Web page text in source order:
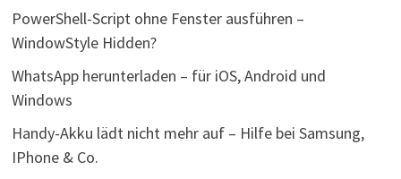
PowerShell-Script ohne Fenster ausführen –
WindowStyle Hidden?
WhatsApp herunterladen – für iOS, Android und
Windows
Handy-Akku lädt nicht mehr auf – Hilfe bei Samsung,
IPhone & Co.